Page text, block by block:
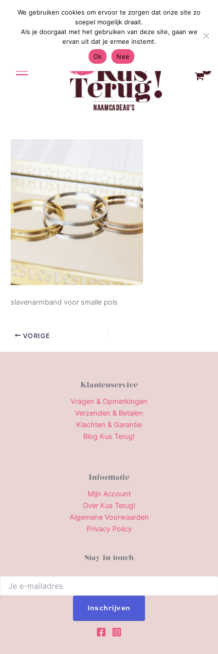
Gratis Verzending in Nederland &
slavenarmband voor smalle pols
VORIGE
Klantenservice
Vragen & Opmerkingen
Verzenden & Betalen
Klachten & Garantie
Blog Kus Terug!
Informatie
Mijn Account
Over Kus Terug!
Algemene Voorwaarden
Privacy Policy
Stay in touch
We gebruiken cookies om ervoor te zorgen dat onze site zo
soepel mogelijk draait.
Als je doorgaat met het gebruiken van deze site, gaan we
ervan uit dat je ermee instemt.
Ok
Nee